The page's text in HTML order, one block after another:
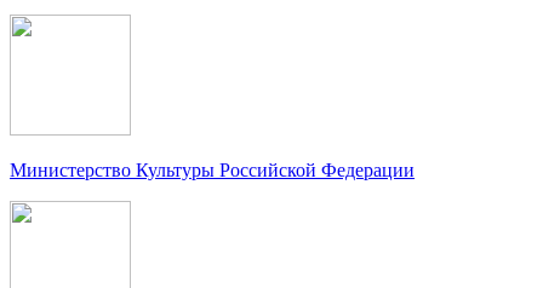
Министерство Культуры Российской Федерации